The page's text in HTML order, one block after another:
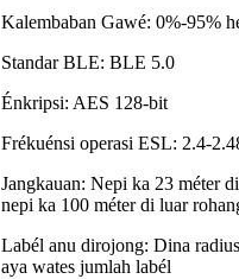
Kalembaban Gawé: 0%-95%
Standar BLE: BLE 5.0
Énkripsi: AES 128-bit
Frékuénsi operasi ESL: 2.4-
Jangkauan: Nepi ka 23 méter
nepi ka 100 méter di luar
Labél anu dirojong: Dina
aya wates jumlah labél